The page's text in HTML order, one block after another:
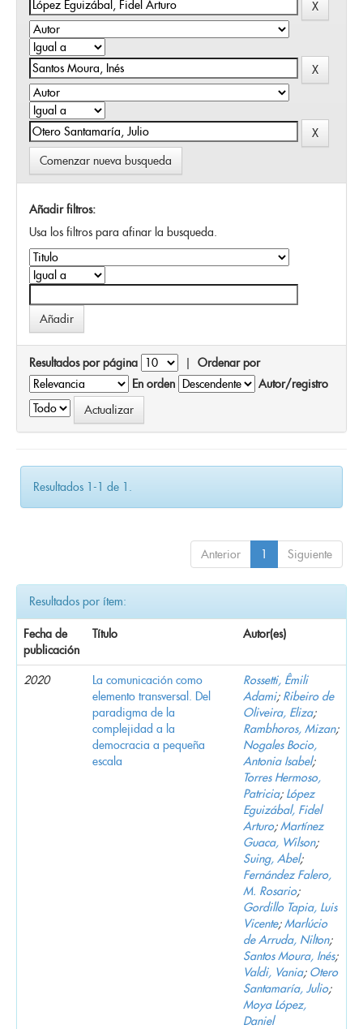
Comenzar nueva busqueda
Añadir filtros:
Usa los filtros para afinar la busqueda.
Resultados por página | Ordenar por
En orden
Autor/registro
Resultados 1-1 de 1.
Anterior 1 Siguiente
Resultados por ítem:
Fecha de
publicación
Título Autor(es)
2020
La comunicación como
elemento transversal. Del
paradigma de la
complejidad a la
democracia a pequeña
escala
Rossetti, Êmili
Adami; Ribeiro de
Oliveira, Eliza;
Rambhoros, Mizan;
Nogales Bocio,
Antonia Isabel;
Torres Hermoso,
Patricia; López
Eguizábal, Fidel
Arturo;Martínez
Guaca, Wilson;
Suing, Abel;
Fernández Falero,
M. Rosario;
Gordillo Tapia, Luis
Vicente;Marlúcio
de Arruda, Nilton;
Santos Moura, Inés;
Valdi, Vania; Otero
Santamaría, Julio;
Moya López,
Daniel